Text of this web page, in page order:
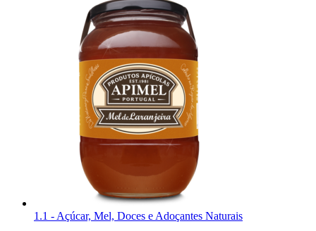
1.1 - Açúcar, Mel, Doces e Adoçantes Naturais